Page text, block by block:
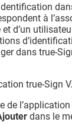
à
d’un
dans true-
true-Sign V.
de l’application
dans le